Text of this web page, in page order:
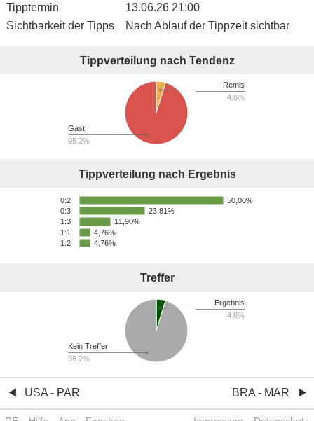
Tipptermin
13.06.26 21:00
Sichtbarkeit der Tipps
Nach Ablauf der Tippzeit sichtbar
Tippverteilung nach Tendenz
Remis
4.8%
Gast
95.2%
Tippverteilung nach Ergebnis
0:2
0:3
1:3
1:1
1:2
50,00%
23,81%
11,90%
4,76%
4,76%
Treffer
Ergebnis
4.8%
Kein Treffer
95.2%
USA - PAR BRA - MAR